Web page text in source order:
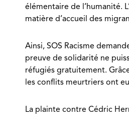
élémentaire de l’humanité.
matière d’accueil des
Ainsi, SOS Racisme
preuve de solidarité ne
réfugiés gratuitement.
les conflits meurtriers ont
La plainte contre Cédric